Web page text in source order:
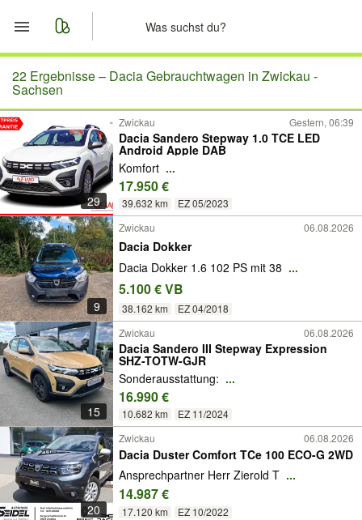
Start
Merkliste
Nachrichten
Anzeige aufgeben
22 Ergebnisse – Dacia Gebrauchtwagen in Zwickau -
Sachsen
29
Zwickau Gestern, 06:39
Dacia Sandero Stepway 1.0 TCE LED
Android Apple DAB
Komfort ...
17.950 €
39.632 km EZ 05/2023
9
Zwickau 06.08.2026
Dacia Dokker
Dacia Dokker 1.6 102 PS mit 38 ...
5.100 € VB
38.162 km EZ 04/2018
15
Zwickau 06.08.2026
Dacia Sandero III Stepway Expression
SHZ-TOTW-GJR
Sonderausstattung: ...
16.990 €
10.682 km EZ 11/2024
20
Zwickau 06.08.2026
Dacia Duster Comfort TCe 100 ECO-G 2WD
Ansprechpartner Herr Zierold T ...
14.987 €
17.120 km EZ 10/2022